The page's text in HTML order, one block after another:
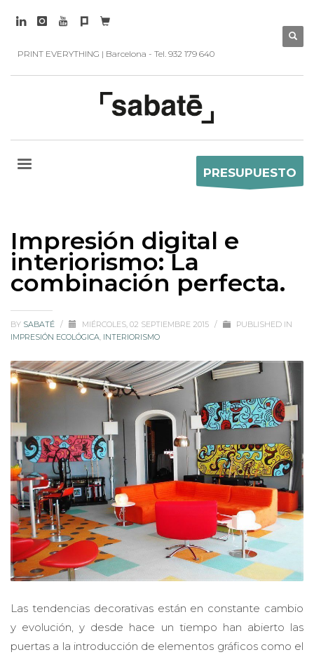
PRINT EVERYTHING | Barcelona - Tel. 932 179 640
PRESUPUESTO
Impresión digital e
interiorismo: La
combinación perfecta.
BY SABATÉ / MIÉRCOLES, 02 SEPTIEMBRE 2015 /
PUBLISHED IN
IMPRESIÓN ECOLÓGICA, INTERIORISMO
Las tendencias decorativas están en constante cambio
y evolución, y desde hace un tiempo han abierto las
puertas a la introducción de elementos gráficos como el